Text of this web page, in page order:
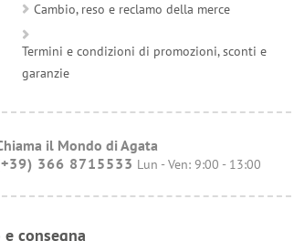
Cambio, reso e reclamo della merce
Termini e condizioni di promozioni, sconti e
garanzie
il Mondo di Agata
366 8715533 Lun - Ven: 9:00 - 13:00
consegna